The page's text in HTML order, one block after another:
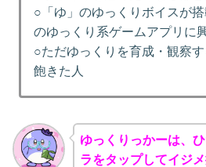
○「ゆ」のゆっくりボイスが
のゆっくり系ゲームアプリに
○ただゆっくりを育成・観察
飽きた人
ゆっくりっかーは、
ラをタップしてイジ